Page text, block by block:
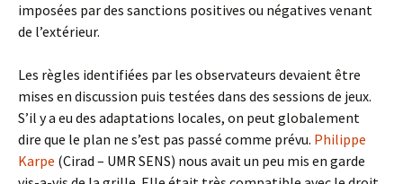
imposées par des sanctions positives ou négatives venant
de l’extérieur.
Les règles identifiées par les observateurs devaient être
mises en discussion puis testées dans des sessions de jeux.
S’il y a eu des adaptations locales, on peut globalement
dire que le plan ne s’est pas passé comme prévu. Philippe
Karpe (Cirad – UMR SENS) nous avait un peu mis en garde